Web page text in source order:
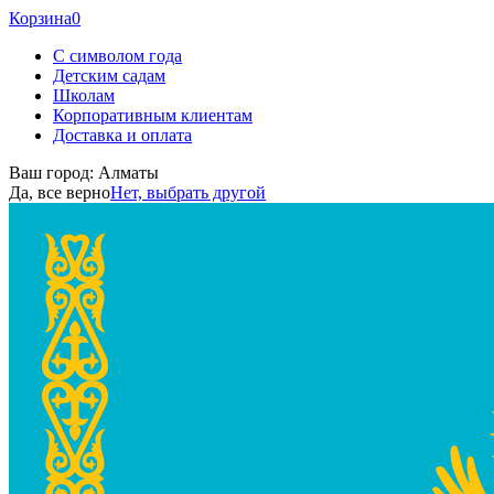
Корзина0
С символом года
Детским садам
Школам
Корпоративным клиентам
Доставка и оплата
Ваш город: Алматы
Да, все верноНет, выбрать другой